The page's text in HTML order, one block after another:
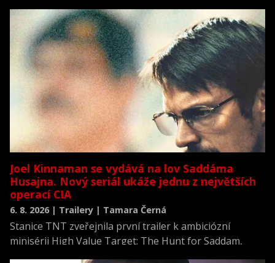
Joel Kinnaman se vydává na lov Saddáma
Husajna. Nový seriál ukáže jednu z největších
operací CIA
6. 8. 2026 | Trailery | Tamara Černá
Stanice TNT zveřejnila první trailer k ambiciózní
minisérii High Value Target: The Hunt for Saddam,